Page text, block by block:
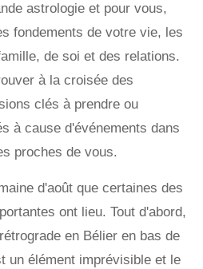
astrologie et pour vous,
fondements de votre vie, les
de soi et des relations.
à la croisée des
clés à prendre ou
à cause d'événements dans
proches de vous.
d'août que certaines des
ont lieu. Tout d'abord,
en Bélier en bas de
un élément imprévisible et le